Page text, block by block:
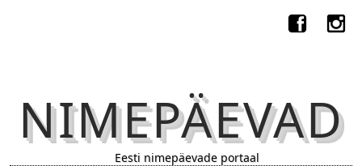
NIMEPÄEVAD
Eesti nimepäevade portaal